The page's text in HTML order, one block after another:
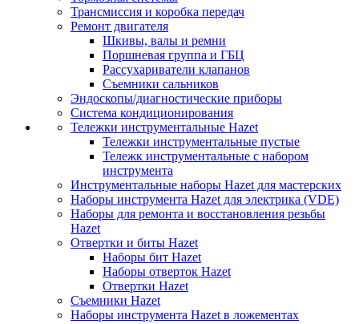
Трансмиссия и коробка передач
Ремонт двигателя
Шкивы, валы и ремни
Поршневая группа и ГБЦ
Рассухариватели клапанов
Съемники сальников
Эндоскопы/диагностические приборы
Система кондиционирования
Тележки инструментальные Hazet
Тележки инструментальные пустые
Тележк инструментальные с набором
инструмента
Инструментальные наборы Hazet для мастерских
Наборы инструмента Hazet для электрика (VDE)
Наборы для ремонта и восстановления резьбы
Hazet
Отвертки и биты Hazet
Наборы бит Hazet
Наборы отверток Hazet
Отвертки Hazet
Съемники Hazet
Наборы инструмента Hazet в ложементах